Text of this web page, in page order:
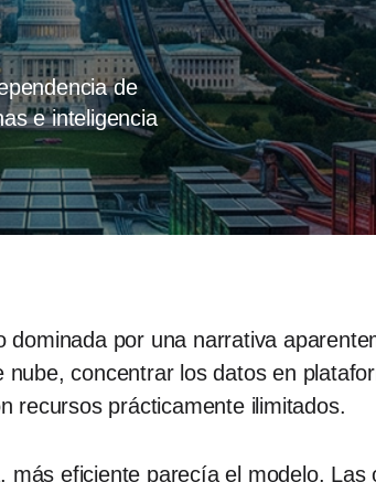
de
e inteligencia
por una narrativa
concentrar los datos en
recursos prácticamente ilimitados.
eficiente parecía el modelo. Las